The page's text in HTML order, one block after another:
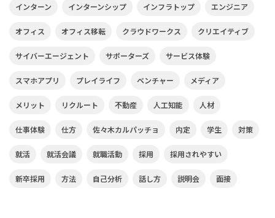
インターン インターンシップ インフラトップ エンジニア
オフィス オフィス移転 クラウドワークス クリエイティブ
サイバーエージェント サポーターズ サービス体験
スマホアプリ プレイライフ ベンチャー メディア
メリット リクルート 不動産 人工知能 人材
仕事体験 仕方 佐々木カルパッチョ 内定 学生 対策
就活 就活会議 就職活動 採用 採用されやすい
新卒採用 方法 自己分析 話し方 説明会 面接